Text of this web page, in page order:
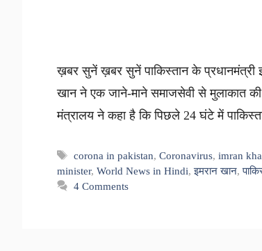
ख़बर सुनें ख़बर सुनें पाकिस्तान के प्रधानमंत्री
खान ने एक जाने-माने समाजसेवी से मुलाकात की
मंत्रालय ने कहा है कि पिछले 24 घंटे में
Tags
corona in pakistan,Coronavirus,imran
minister, World News in Hindi,इमरान खान,
4 Comments